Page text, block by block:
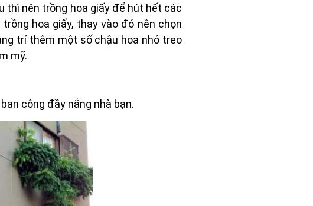
thì nên trồng hoa giấy để hút hết các
hoa giấy, thay vào đó nên chọn
trí thêm một số chậu hoa nhỏ treo
mỹ.
công đầy nắng nhà bạn.